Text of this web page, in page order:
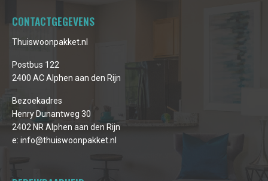
CONTACTGEGEVENS
Thuiswoonpakket.nl
Postbus 122
2400 AC Alphen aan den Rijn
Bezoekadres
Henry Dunantweg 30
2402 NR Alphen aan den Rijn
e: info@thuiswoonpakket.nl